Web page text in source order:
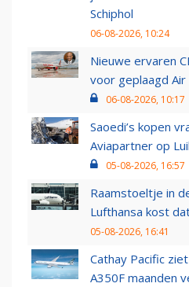
Schiphol
06-08-2026, 10:24
Nieuwe ervaren
voor geplaagd Air
06-08-2026, 10:17
Saoedi’s kopen
Aviapartner op
05-08-2026, 16:57
Raamstoeltje in
Lufthansa kost
05-08-2026, 16:41
Cathay Pacific
A350F maanden